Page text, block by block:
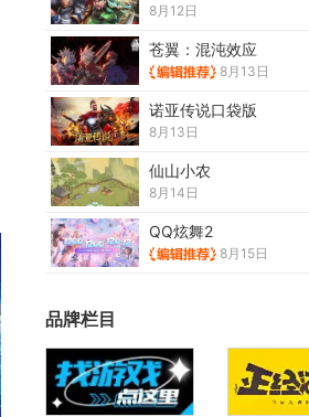
8月12日
苍翼：混沌效应
8月13日
诺亚传说口袋版
8月13日
仙山小农
8月14日
QQ炫舞2
8月15日
品牌栏目